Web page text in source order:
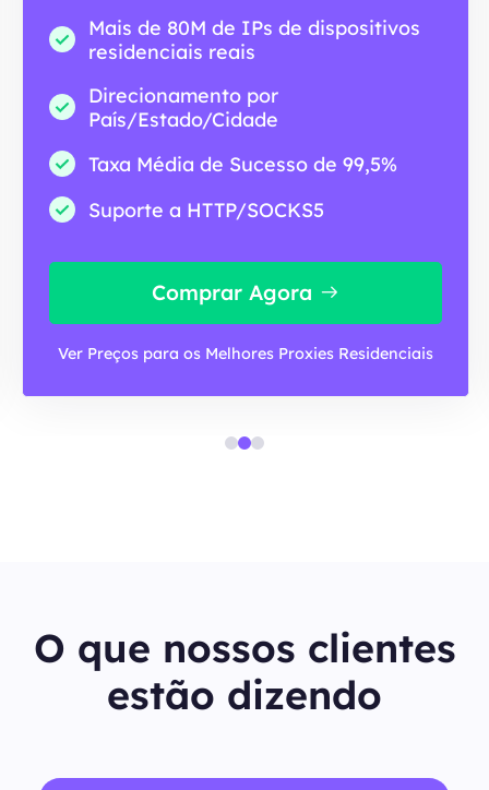
Mais de 80M de IPs de dispositivos
residenciais reais
Direcionamento por
País/Estado/Cidade
Taxa Média de Sucesso de 99,5%
Suporte a HTTP/SOCKS5
Comprar Agora
Ver Preços para os Melhores Proxies Residenciais
O que nossos clientes
estão dizendo